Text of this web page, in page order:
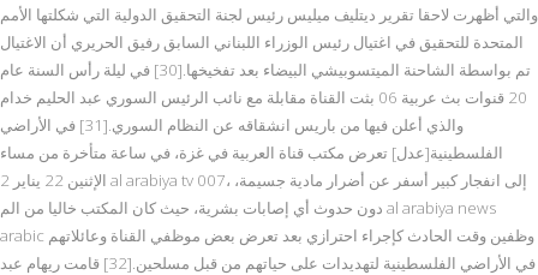
والتي أظهرت لاحقا تقرير ديتليف ميليس رئيس لجنة التحقيق الدولية التي شكلتها الأمم
المتحدة للتحقيق في اغتيال رئيس الوزراء اللبناني السابق رفيق الحريري أن الاغتيال
تم بواسطة الشاحنة الميتسوبيشي البيضاء بعد تفخيخها.[30] في ليلة رأس السنة عام
20 قنوات بث عربية 06 بثت القناة مقابلة مع نائب الرئيس السوري عبد الحليم خدام
والذي أعلن فيها من باريس انشقاقه عن النظام السوري.[31] في الأراضي
الفلسطينية[عدل] تعرض مكتب قناة العربية في غزة، في ساعة متأخرة من مساء
الإثنين 22 يناير 2 al arabiya tv 007، إلى انفجار كبير أسفر عن أضرار مادية جسيمة،
دون حدوث أي إصابات بشرية، حيث كان المكتب خاليا من الم al arabiya news
arabic وظفين وقت الحادث كإجراء احترازي بعد تعرض بعض موظفي القناة وعائلاتهم
في الأراضي الفلسطينية لتهديدات على حياتهم من قبل مسلحين.[32] قامت ريهام عبد